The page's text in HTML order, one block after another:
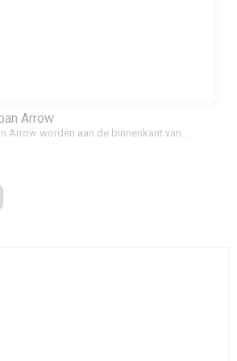
Arrow
Arrow worden aan de binnenkant van…